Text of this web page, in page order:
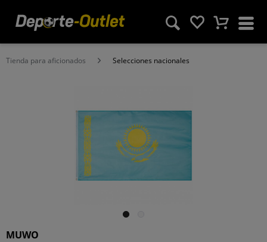
Tienda para aficionados Selecciones nacionales
MUWO